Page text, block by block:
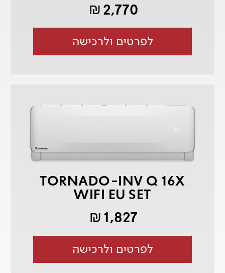
2,770
₪
לפרטים ולרכישה
TORNADO-INV Q 16X
WIFI EU SET
1,827
₪
לפרטים ולרכישה